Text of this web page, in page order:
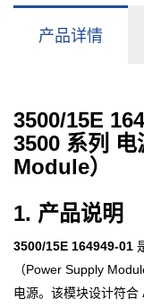
产品详情
3500/15E
3500 系列
Module）
1. 产品说明
3500/15E 164949-01
（Power Supply
电源。该模块设计符合